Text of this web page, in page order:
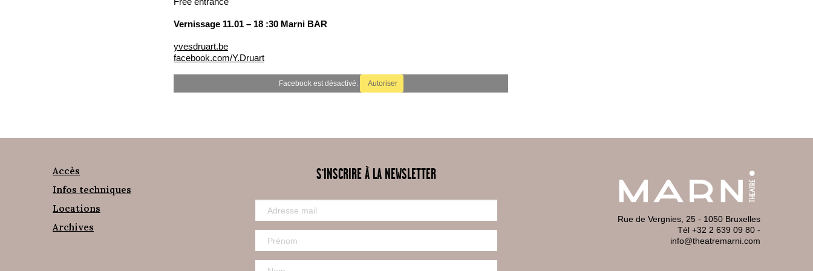
Vernissage 11.01 – 18 :30 Marni BAR
yvesdruart.be
facebook.com/Y.Druart
Facebook est désactivé. Autoriser
Accès
Infos techniques
Locations
Archives
S'INSCRIRE À LA NEWSLETTER
Rue de Vergnies, 25 - 1050 Bruxelles
Tél +32 2 639 09 80 -
info@theatremarni.com